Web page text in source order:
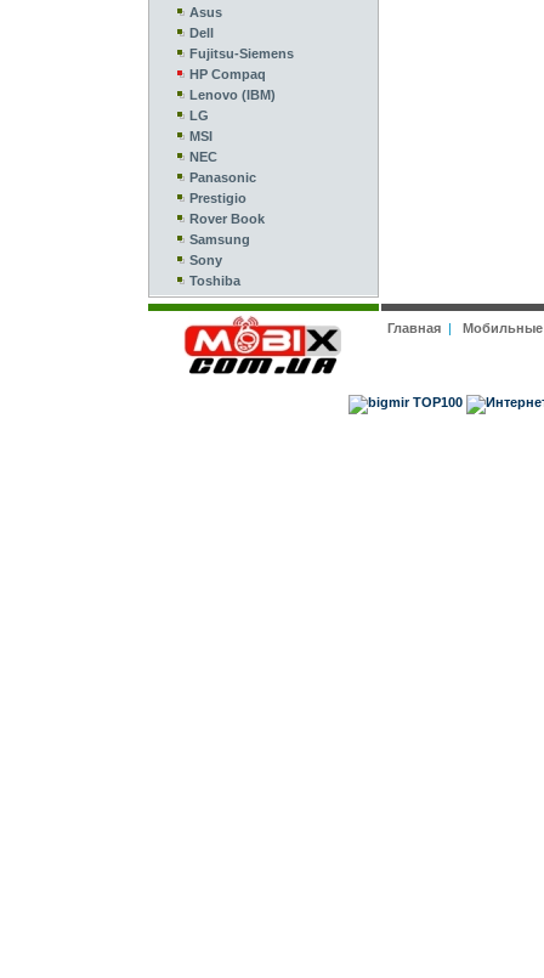
Asus
Dell
Fujitsu-Siemens
HP Compaq
Lenovo (IBM)
LG
MSI
NEC
Panasonic
Prestigio
Rover Book
Samsung
Sony
Toshiba
Главная|